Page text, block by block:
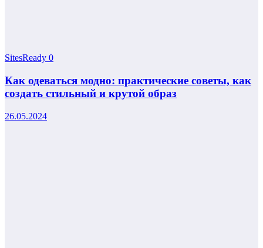
SitesReady 0
Как одеваться модно: практические советы, как
создать стильный и крутой образ
26.05.2024